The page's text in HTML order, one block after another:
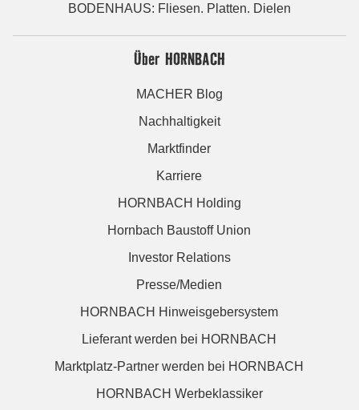
BODENHAUS: Fliesen. Platten. Dielen
Über HORNBACH
MACHER Blog
Nachhaltigkeit
Marktfinder
Karriere
HORNBACH Holding
Hornbach Baustoff Union
Investor Relations
Presse/Medien
HORNBACH Hinweisgebersystem
Lieferant werden bei HORNBACH
Marktplatz-Partner werden bei HORNBACH
HORNBACH Werbeklassiker